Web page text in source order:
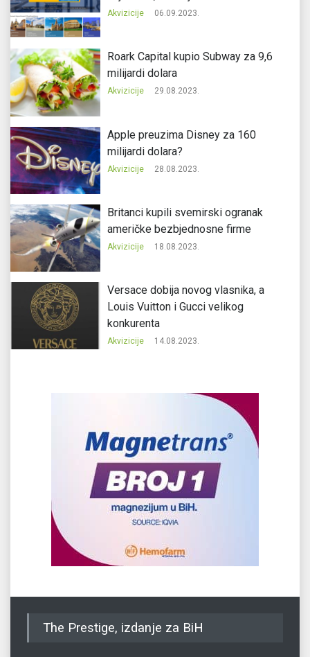
Akvizicije 06.09.2023.
Roark Capital kupio Subway za 9,6
milijardi dolara
Akvizicije 29.08.2023.
Apple preuzima Disney za 160
milijardi dolara?
Akvizicije 28.08.2023.
Britanci kupili svemirski ogranak
američke bezbjednosne firme
Akvizicije 18.08.2023.
Versace dobija novog vlasnika, a
Louis Vuitton i Gucci velikog
konkurenta
Akvizicije 14.08.2023.
The Prestige, izdanje za BiH